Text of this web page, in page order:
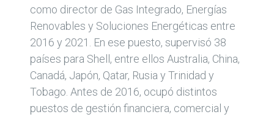
como director de Gas Integrado, Energías
Renovables y Soluciones Energéticas entre
2016 y 2021. En ese puesto, supervisó 38
países para Shell, entre ellos Australia, China,
Canadá, Japón, Qatar, Rusia y Trinidad y
Tobago. Antes de 2016, ocupó distintos
puestos de gestión financiera, comercial y